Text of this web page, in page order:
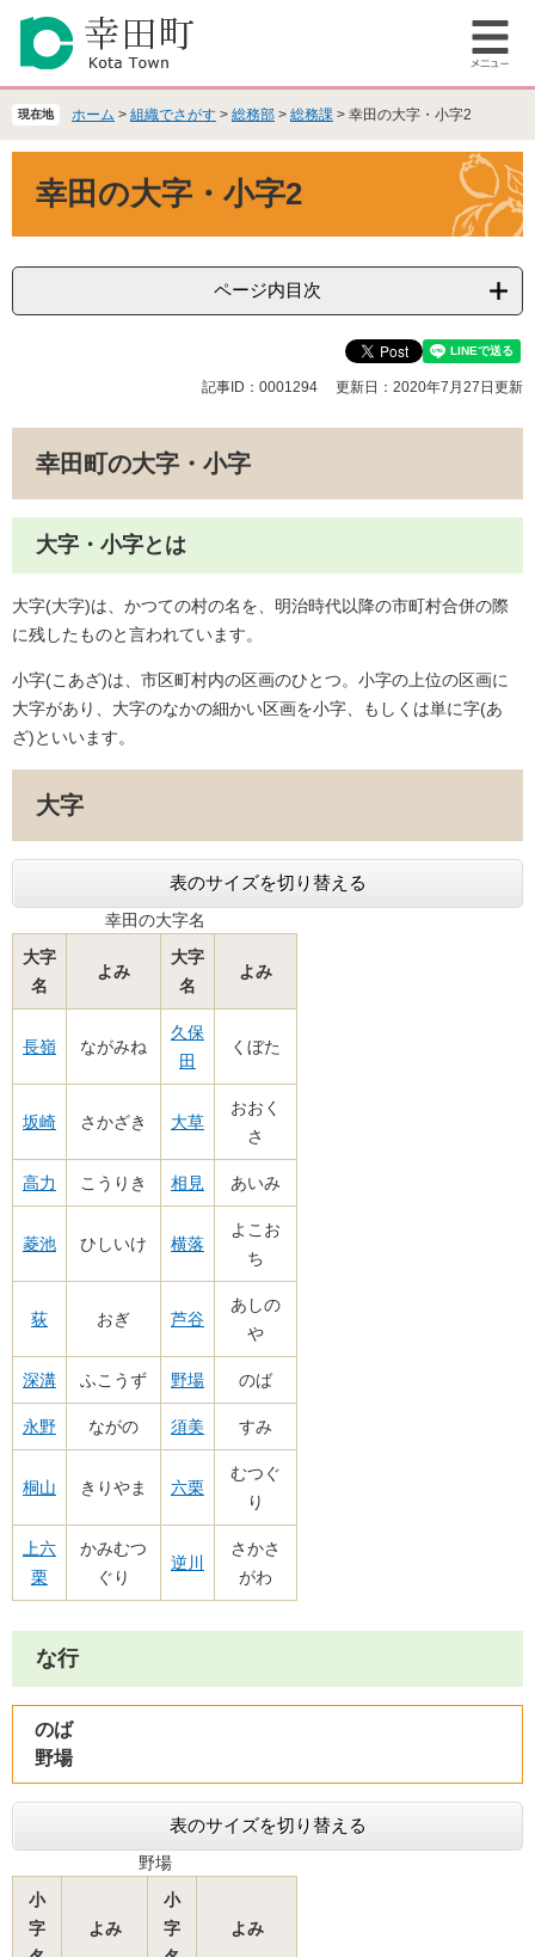
の
頭
ー
飛
本
文
メ
ー
現在地 ホーム > 組織でさがす > 総務部 > 総務課 > 幸田の大字・小字2
幸田の大字・小字2
ページ内目次
記事ID：0001294 更新日：2020年7月27日更新
幸田町の大字・小字
大字・小字とは
大字(大字)は、かつての村の名を、明治時代以降の市町村合併の際
に残したものと言われています。
小字(こあざ)は、市区町村内の区画のひとつ。小字の上位の区画に
大字があり、大字のなかの細かい区画を小字、もしくは単に字(あ
ざ)といいます。
大字
表のサイズを切り替える
幸田の大字名
大字
名
よみ
大字
名
よみ
長嶺 ながみね
久保
田
くぼた
坂崎 さかざき 大草
おおく
さ
高力 こうりき 相見 あいみ
菱池 ひしいけ 横落
よこお
ち
荻 おぎ 芦谷
あしの
や
深溝 ふこうず 野場 のば
永野 ながの 須美 すみ
桐山 きりやま 六栗
むつぐ
り
上六
栗
かみむつ
ぐり
逆川
さかさ
がわ
な行
のば
野場
表のサイズを切り替える
野場
小
字
よみ
小
字
よみ